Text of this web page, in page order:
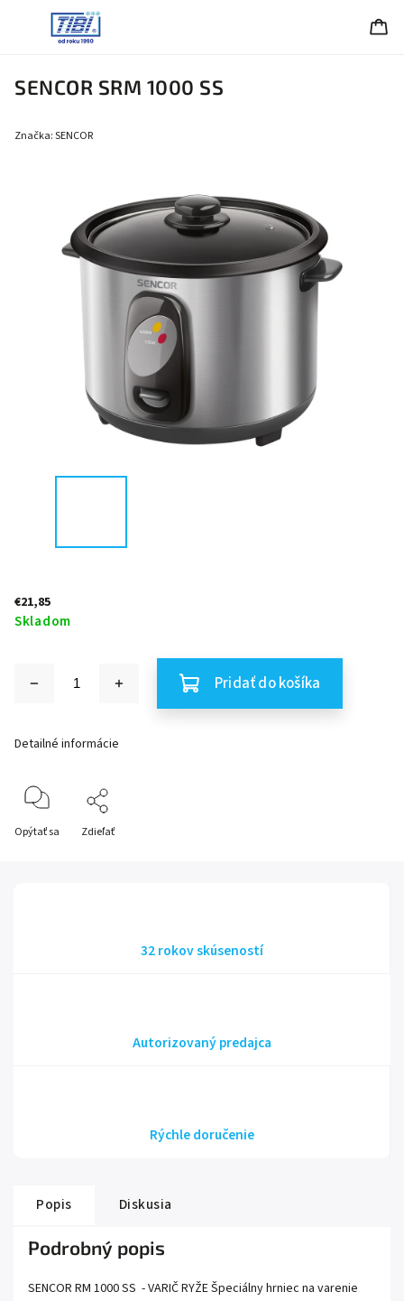
SENCOR SRM 1000 SS
Značka:SENCOR
€21,85
Skladom
Pridať do košíka
Detailné informácie
Opýtať sa Zdieľať
32 rokov skúseností
Autorizovaný predajca
Rýchle doručenie
Popis Diskusia
Podrobný popis
SENCOR RM 1000 SS - VARIČ RYŽE Špeciálny hrniec na varenie